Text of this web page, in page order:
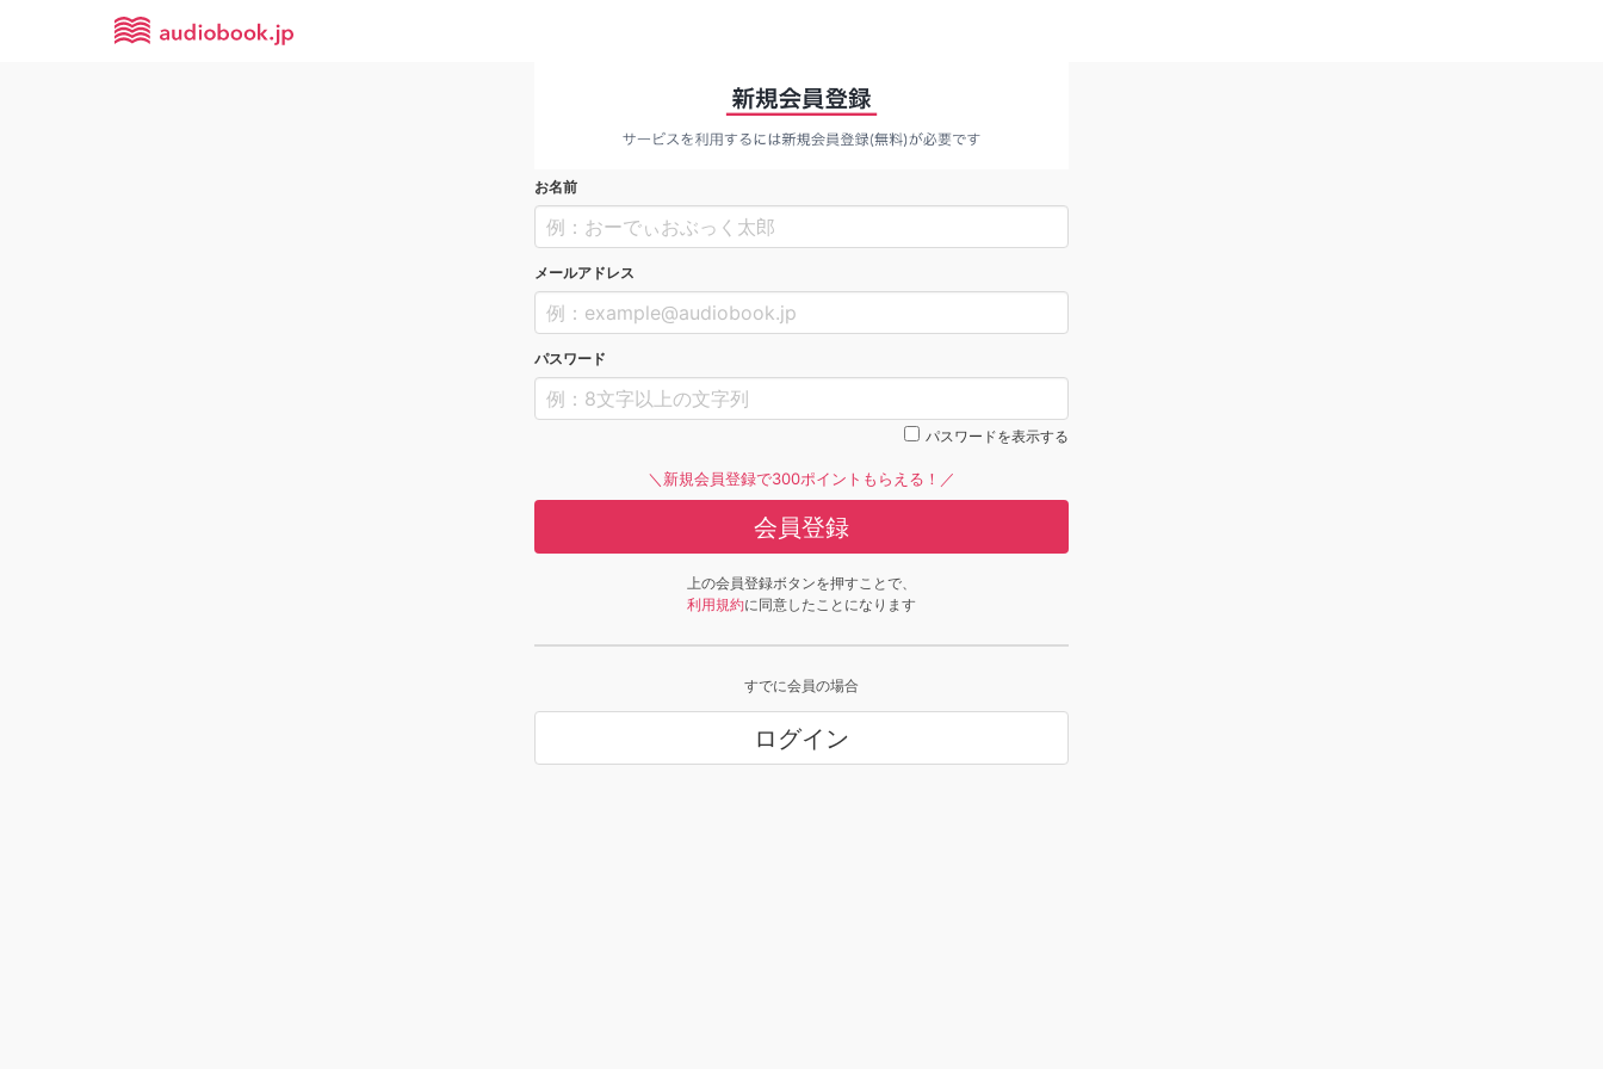
お名前
メールアドレス
パスワード
パスワードを表示する
＼新規会員登録で300ポイントもらえる！／
会員登録
上の会員登録ボタンを押すことで、
利用規約に同意したことになります
すでに会員の場合
ログイン